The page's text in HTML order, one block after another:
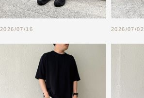
2026/07/16 2026/07/02